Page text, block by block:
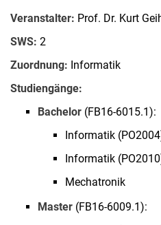
Veranstalter: Prof. Dr. Kurt
SWS: 2
Zuordnung: Informatik
Studiengänge:
Bachelor (FB16-6015.1):
Informatik
Informatik
Mechatronik
Master (FB16-6009.1):